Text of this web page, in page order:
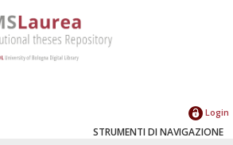
Login
STRUMENTI DI NAVIGAZIONE